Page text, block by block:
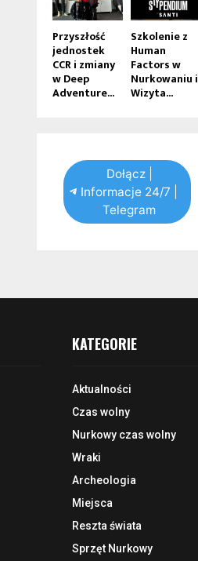
Przyszłość
jednostek
CCR i zmiany
w Deep
Adventure...
Szkolenie z
Human
Factors w
Nurkowaniu i
Wizyta...
Dołącz |
Informacje 24/7 |
Telegram
KATEGORIE
Aktualności
Czas wolny
Nurkowy czas wolny
Wraki
Archeologia
Miejsca
Reszta świata
Sprzęt Nurkowy